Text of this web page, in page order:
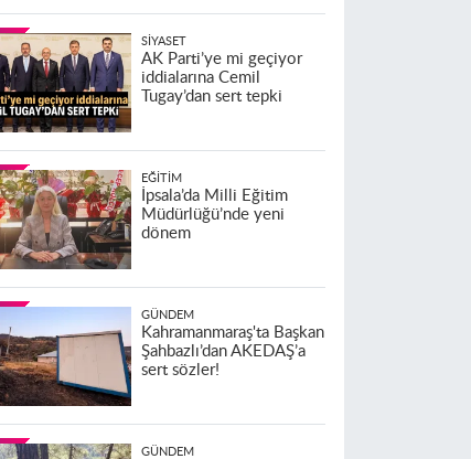
SIYASET
AK Parti’ye mi geçiyor
iddialarına Cemil
Tugay’dan sert tepki
EĞITIM
İpsala’da Milli Eğitim
Müdürlüğü’nde yeni
dönem
GÜNDEM
Kahramanmaraş'ta Başkan
Şahbazlı’dan AKEDAŞ’a
sert sözler!
GÜNDEM